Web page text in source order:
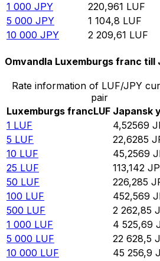
1 000 JPY 220,961 LUF
5 000 JPY 1 104,8 LUF
10 000 JPY 2 209,61 LUF
Omvandla Luxemburgs franc till
Rate information of LUF/JPY
pair
Luxemburgs francLUF Japansk
1 LUF 4,52569
5 LUF 22,6285
10 LUF 45,2569
25 LUF 113,142
50 LUF 226,285
100 LUF 452,569
500 LUF 2 262,85
1 000 LUF 4 525,69
5 000 LUF 22 628,5
10 000 LUF 45 256,9